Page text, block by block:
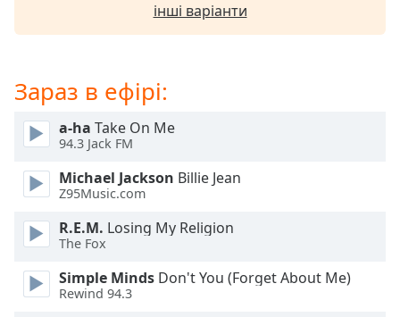
selected
Track
Picture-
Picture
Fullscreen
modal
window.
інші варіанти
Зараз в ефірі:
a-ha Take On Me
94.3 Jack FM
Michael Jackson Billie Jean
Z95Music.com
R.E.M. Losing My Religion
The Fox
Simple Minds Don't You (Forget About Me)
Rewind 94.3